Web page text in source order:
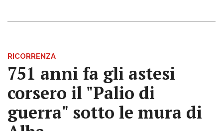
RICORRENZA
751 anni fa gli astesi
corsero il "Palio di
guerra" sotto le mura di